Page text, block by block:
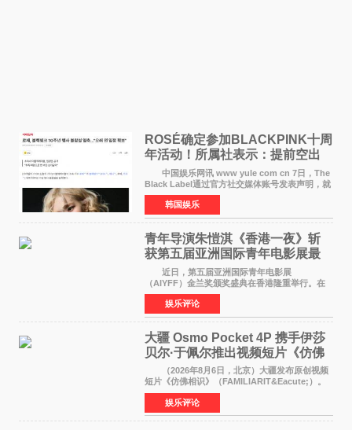
ROSÉ确定参加BLACKPINK十周
年活动！所属社表示：提前空出
了时间
中国娱乐网讯 www yule com cn 7日，The
Black Label通过官方社交媒体账号发表声明，就
近期网络上关于ROS&Eacute;个人行程及是否参
加BLACKPINK出道纪念活动的种种猜测作出正
式回应。 Th
韩国娱乐
青年导演朱愷淇《香港一夜》斩
获第五届亚洲国际青年电影展最
佳剧本改编奖
近日，第五届亚洲国际青年电影展
（AIYFF）金兰奖颁奖盛典在香港隆重举行。在
这场汇聚数百位海内外电影人、文化界人士及媒
体代表的亚洲青年影视盛会上，香港本土电影
《香港一夜》（Dawn in Ho
娱乐评论
大疆 Osmo Pocket 4P 携手伊莎
贝尔·于佩尔推出视频短片《仿佛
相识》
（2026年8月6日，北京）大疆发布原创视频
短片《仿佛相识》（FAMILIARIT&Eacute;）。
视频短片由戛纳国际电影节最佳女演员伊莎贝尔·
于佩尔（Isabelle Huppert）主演，全程使用大
疆首款双主摄口
娱乐评论